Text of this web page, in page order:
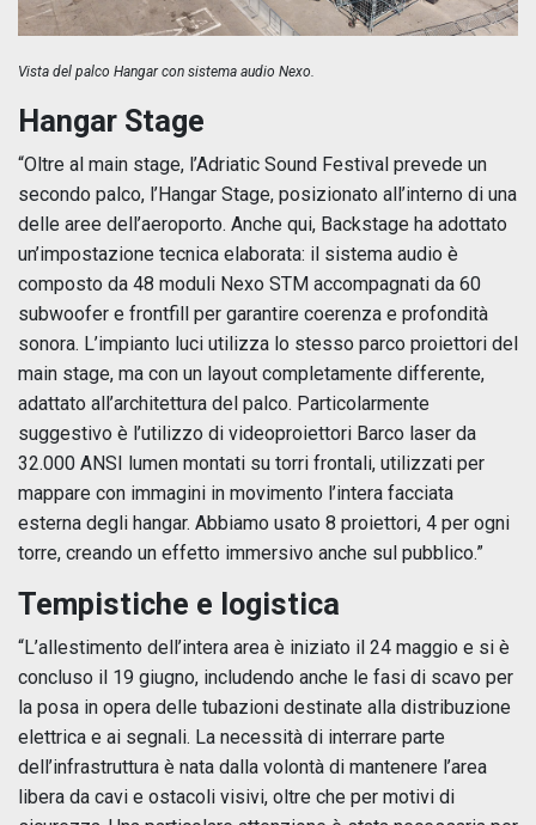
Vista del palco Hangar con sistema audio Nexo.
Hangar Stage
“Oltre al main stage, l’Adriatic Sound Festival prevede un
secondo palco, l’Hangar Stage, posizionato all’interno di una
delle aree dell’aeroporto. Anche qui, Backstage ha adottato
un’impostazione tecnica elaborata: il sistema audio è
composto da 48 moduli Nexo STM accompagnati da 60
subwoofer e frontfill per garantire coerenza e profondità
sonora. L’impianto luci utilizza lo stesso parco proiettori del
main stage, ma con un layout completamente differente,
adattato all’architettura del palco. Particolarmente
suggestivo è l’utilizzo di videoproiettori Barco laser da
32.000 ANSI lumen montati su torri frontali, utilizzati per
mappare con immagini in movimento l’intera facciata
esterna degli hangar. Abbiamo usato 8 proiettori, 4 per ogni
torre, creando un effetto immersivo anche sul pubblico.”
Tempistiche e logistica
“L’allestimento dell’intera area è iniziato il 24 maggio e si è
concluso il 19 giugno, includendo anche le fasi di scavo per
la posa in opera delle tubazioni destinate alla distribuzione
elettrica e ai segnali. La necessità di interrare parte
dell’infrastruttura è nata dalla volontà di mantenere l’area
libera da cavi e ostacoli visivi, oltre che per motivi di